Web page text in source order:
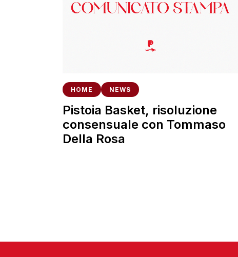
HOME NEWS
Pistoia Basket, risoluzione
consensuale con Tommaso
Della Rosa